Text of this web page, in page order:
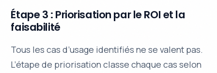
Étape 3 : Priorisation par le ROI et la
faisabilité
Tous les cas d’usage identifiés ne se valent pas.
L’étape de priorisation classe chaque cas selon